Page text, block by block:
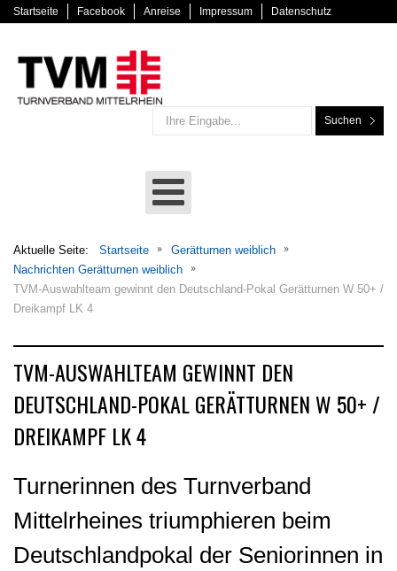
Startseite Facebook Anreise Impressum Datenschutz
Suchen
Aktuelle Seite: Startseite
Gerätturnen weiblich
Nachrichten Gerätturnen weiblich
TVM-Auswahlteam gewinnt den Deutschland-Pokal Gerätturnen W 50+ /
Dreikampf LK 4
TVM-AUSWAHLTEAM GEWINNT DEN
DEUTSCHLAND-POKAL GERÄTTURNEN W 50+ /
DREIKAMPF LK 4
Turnerinnen des Turnverband
Mittelrheines triumphieren beim
Deutschlandpokal der Seniorinnen in